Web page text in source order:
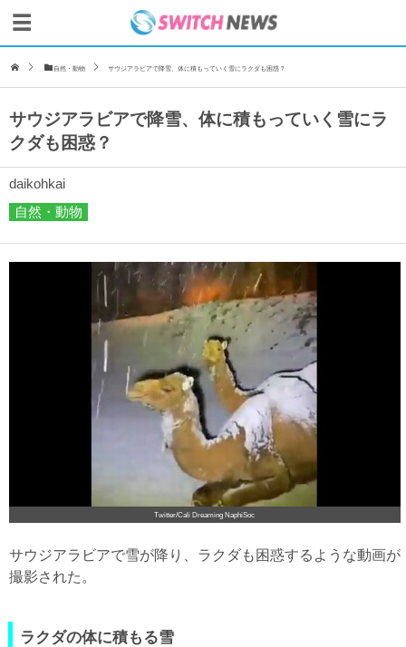
自然・動物 サウジアラビアで降雪、体に積もっていく雪にラクダも困惑？
サウジアラビアで降雪、体に積もっていく雪にラ
クダも困惑？
daikohkai
自然・動物
Twitter/Cali Dreaming NaphiSoc
サウジアラビアで雪が降り、ラクダも困惑するような動画が
撮影された。
ラクダの体に積もる雪